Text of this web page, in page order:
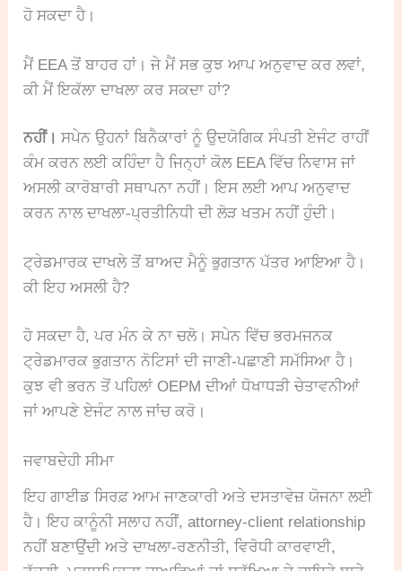
ਹੋ ਸਕਦਾ ਹੈ।
ਮੈਂ EEA ਤੋਂ ਬਾਹਰ ਹਾਂ। ਜੇ ਮੈਂ ਸਭ ਕੁਝ ਆਪ ਅਨੁਵਾਦ ਕਰ ਲਵਾਂ,
ਕੀ ਮੈਂ ਇਕੱਲਾ ਦਾਖਲਾ ਕਰ ਸਕਦਾ ਹਾਂ?
ਨਹੀਂ। ਸਪੇਨ ਉਹਨਾਂ ਬਿਨੈਕਾਰਾਂ ਨੂੰ ਉਦਯੋਗਿਕ ਸੰਪਤੀ ਏਜੰਟ ਰਾਹੀਂ
ਕੰਮ ਕਰਨ ਲਈ ਕਹਿੰਦਾ ਹੈ ਜਿਨ੍ਹਾਂ ਕੋਲ EEA ਵਿੱਚ ਨਿਵਾਸ ਜਾਂ
ਅਸਲੀ ਕਾਰੋਬਾਰੀ ਸਥਾਪਨਾ ਨਹੀਂ। ਇਸ ਲਈ ਆਪ ਅਨੁਵਾਦ
ਕਰਨ ਨਾਲ ਦਾਖਲਾ-ਪ੍ਰਤੀਨਿਧੀ ਦੀ ਲੋੜ ਖਤਮ ਨਹੀਂ ਹੁੰਦੀ।
ਟ੍ਰੇਡਮਾਰਕ ਦਾਖਲੇ ਤੋਂ ਬਾਅਦ ਮੈਨੂੰ ਭੁਗਤਾਨ ਪੱਤਰ ਆਇਆ ਹੈ।
ਕੀ ਇਹ ਅਸਲੀ ਹੈ?
ਹੋ ਸਕਦਾ ਹੈ, ਪਰ ਮੰਨ ਕੇ ਨਾ ਚਲੋ। ਸਪੇਨ ਵਿੱਚ ਭਰਮਜਨਕ
ਟ੍ਰੇਡਮਾਰਕ ਭੁਗਤਾਨ ਨੋਟਿਸਾਂ ਦੀ ਜਾਣੀ-ਪਛਾਣੀ ਸਮੱਸਿਆ ਹੈ।
ਕੁਝ ਵੀ ਭਰਨ ਤੋਂ ਪਹਿਲਾਂ OEPM ਦੀਆਂ ਧੋਖਾਧੜੀ ਚੇਤਾਵਨੀਆਂ
ਜਾਂ ਆਪਣੇ ਏਜੰਟ ਨਾਲ ਜਾਂਚ ਕਰੋ।
ਜਵਾਬਦੇਹੀ ਸੀਮਾ
ਇਹ ਗਾਈਡ ਸਿਰਫ਼ ਆਮ ਜਾਣਕਾਰੀ ਅਤੇ ਦਸਤਾਵੇਜ਼ ਯੋਜਨਾ ਲਈ
ਹੈ। ਇਹ ਕਾਨੂੰਨੀ ਸਲਾਹ ਨਹੀਂ, attorney-client relationship
ਨਹੀਂ ਬਣਾਉਂਦੀ ਅਤੇ ਦਾਖਲਾ-ਰਣਨੀਤੀ, ਵਿਰੋਧੀ ਕਾਰਵਾਈ,